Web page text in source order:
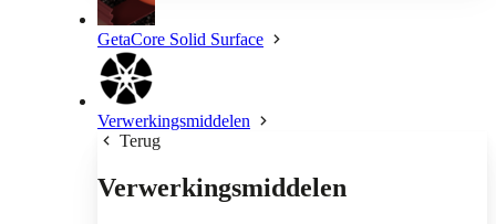
GetaCore Solid Surface
Verwerkingsmiddelen
Terug
Verwerkingsmiddelen